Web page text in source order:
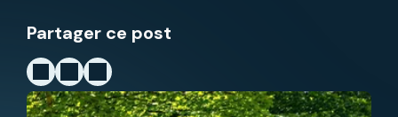
Partager ce post